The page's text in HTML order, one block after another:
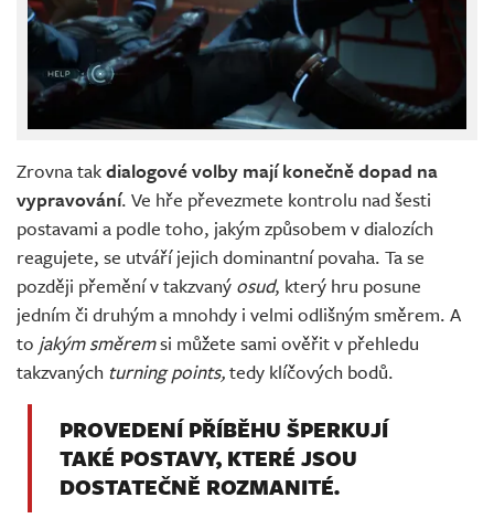
Zrovna takdialogové volby mají konečně dopad na
vypravování. Ve hře převezmete kontrolu nad šesti
postavami a podle toho, jakým způsobem v dialozích
reagujete, se utváří jejich dominantní povaha. Ta se
později přemění v takzvaný osud, který hru posune
jedním či druhým a mnohdy i velmi odlišným směrem. A
to jakým směremsi můžete sami ověřit v přehledu
takzvaných turning points,tedy klíčových bodů.
PROVEDENÍ PŘÍBĚHU ŠPERKUJÍ
TAKÉ POSTAVY, KTERÉ JSOU
DOSTATEČNĚ ROZMANITÉ.